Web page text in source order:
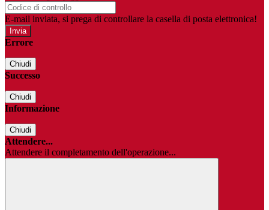
E-mail inviata, si prega di controllare la casella di posta elettronica!
Errore
Chiudi
Successo
Chiudi
Informazione
Chiudi
Attendere...
Attendere il completamento dell'operazione...